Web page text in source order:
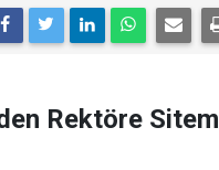
Rektöre Sitem